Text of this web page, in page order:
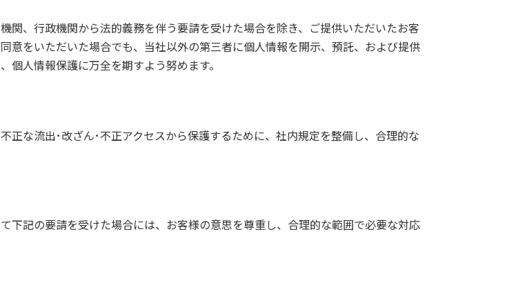
関、行政機関から法的義務を伴う要請を受けた場合を除き、ご提供いただいたお客
意をいただいた場合でも、当社以外の第三者に個人情報を開示、預託、および提供
人情報保護に万全を期すよう努めます。
正な流出･改ざん･不正アクセスから保護するために、社内規定を整備し、合理的な
下記の要請を受けた場合には、お客様の意思を尊重し、合理的な範囲で必要な対応